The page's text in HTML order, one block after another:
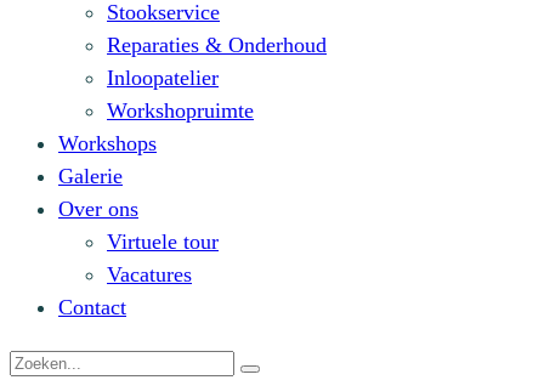
Stookservice
Reparaties & Onderhoud
Inloopatelier
Workshopruimte
Workshops
Galerie
Over ons
Virtuele tour
Vacatures
Contact